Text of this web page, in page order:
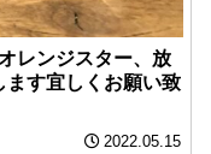
レンジスター、放
ます宜しくお願い致
2022.05.15